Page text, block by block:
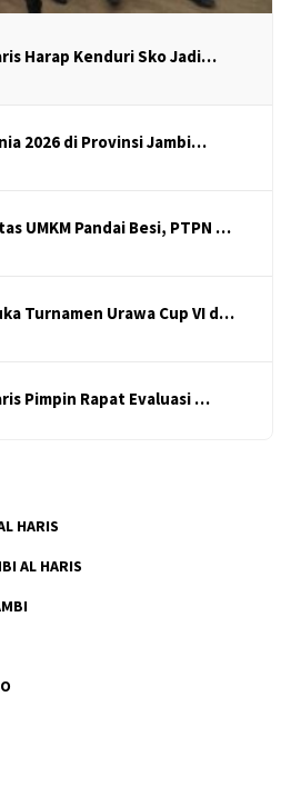
Harap Kenduri Sko Jadi…
2026 di Provinsi Jambi…
UMKM Pandai Besi, PTPN …
Turnamen Urawa Cup VI d…
Pimpin Rapat Evaluasi …
HARIS
AL HARIS